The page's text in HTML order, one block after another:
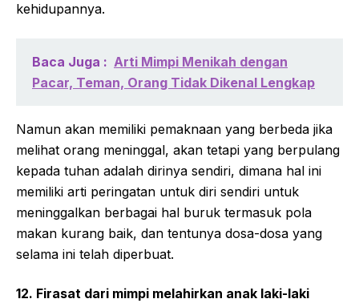
kehidupannya.
Baca Juga : Arti Mimpi Menikah dengan
Pacar, Teman, Orang Tidak Dikenal Lengkap
Namun akan memiliki pemaknaan yang berbeda jika
melihat orang meninggal, akan tetapi yang berpulang
kepada tuhan adalah dirinya sendiri, dimana hal ini
memiliki arti peringatan untuk diri sendiri untuk
meninggalkan berbagai hal buruk termasuk pola
makan kurang baik, dan tentunya dosa-dosa yang
selama ini telah diperbuat.
12. Firasat dari mimpi melahirkan anak laki-laki